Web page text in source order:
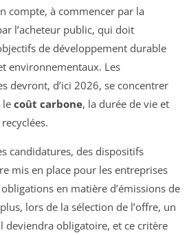
compte, à commencer par la
l’acheteur public, qui doit
de développement durable
environnementaux. Les
devront, d’ici 2026, se concentrer
le coût carbone, la durée de vie et
candidatures, des dispositifs
mis en place pour les entreprises
en matière d’émissions de
lors de la sélection de l’offre, un
deviendra obligatoire, et ce critère